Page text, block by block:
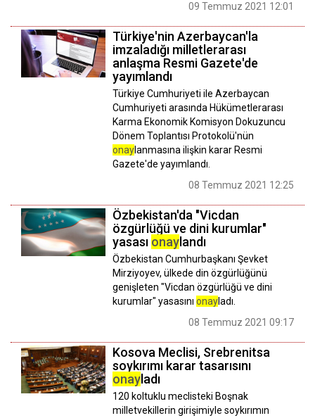
09 Temmuz 2021 12:01
Türkiye'nin Azerbaycan'la
imzaladığı milletlerarası
anlaşma Resmi Gazete'de
yayımlandı
Türkiye Cumhuriyeti ile Azerbaycan
Cumhuriyeti arasında Hükümetlerarası
Karma Ekonomik Komisyon Dokuzuncu
Dönem Toplantısı Protokolü'nün
onaylanmasına ilişkin karar Resmi
Gazete'de yayımlandı.
08 Temmuz 2021 12:25
Özbekistan'da "Vicdan
özgürlüğü ve dini kurumlar"
yasası onay landı
Özbekistan Cumhurbaşkanı Şevket
Mirziyoyev, ülkede din özgürlüğünü
genişleten "Vicdan özgürlüğü ve dini
kurumlar" yasasını onayladı.
08 Temmuz 2021 09:17
Kosova Meclisi, Srebrenitsa
soykırımı karar tasarısını
onay ladı
120 koltuklu meclisteki Boşnak
milletvekillerin girişimiyle soykırımın